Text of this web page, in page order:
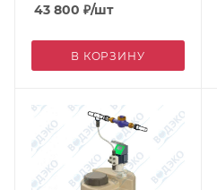
43 800 ₽/шт
В КОРЗИНУ